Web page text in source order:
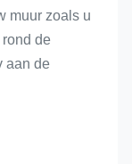
muur zoals u
de
aan de